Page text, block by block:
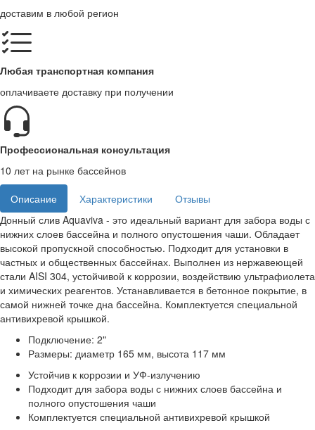
доставим в любой регион
Любая транспортная компания
оплачиваете доставку при получении
Профессиональная консультация
10 лет на рынке бассейнов
Описание
Характеристики
Отзывы
Донный слив Aquaviva - это идеальный вариант для забора воды с
нижних слоев бассейна и полного опустошения чаши. Обладает
высокой пропускной способностью. Подходит для установки в
частных и общественных бассейнах. Выполнен из нержавеющей
стали AISI 304, устойчивой к коррозии, воздействию ультрафиолета
и химических реагентов. Устанавливается в бетонное покрытие, в
самой нижней точке дна бассейна. Комплектуется специальной
антивихревой крышкой.
Подключение: 2"
Размеры: диаметр 165 мм, высота 117 мм
Устойчив к коррозии и УФ-излучению
Подходит для забора воды с нижних слоев бассейна и
полного опустошения чаши
Комплектуется специальной антивихревой крышкой